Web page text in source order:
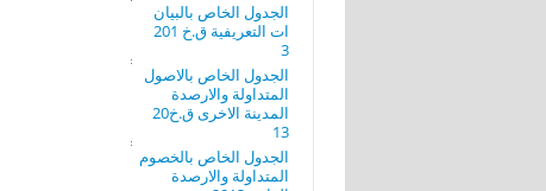
الجدول الخاص بالبيان
ات التعريفية ق.خ 201
3
الجدول الخاص بالاصول
المتداولة والارصدة
المدينة الاخرى ق.خ20
13
الجدول الخاص بالخصوم
المتداولة والارصدة